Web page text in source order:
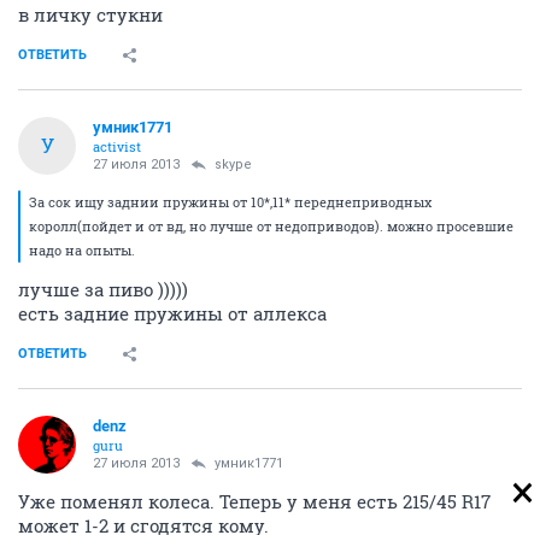
в личку стукни
ОТВЕТИТЬ
У
умник1771
activist
27 июля 2013 skype
За сок ищу заднии пружины от 10*,11* переднеприводных
королл(пойдет и от вд, но лучше от недоприводов). можно просевшие
надо на опыты.
лучше за пиво )))))
есть задние пружины от аллекса
ОТВЕТИТЬ
denz
guru
27 июля 2013 умник1771
Уже поменял колеса. Теперь у меня есть 215/45 R17
может 1-2 и сгодятся кому.